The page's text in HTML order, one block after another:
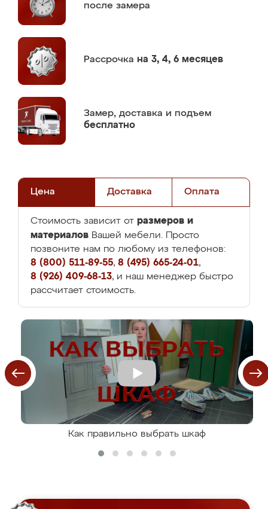
после замера
Рассрочка на 3, 4, 6 месяцев
Замер, доставка и подъем
бесплатно
Цена Доставка Оплата
Стоимость зависит от размеров и
материалов Вашей мебели. Просто
позвоните нам по любому из телефонов:
8 (800) 511-89-55, 8 (495) 665-24-01,
8 (926) 409-68-13, и наш менеджер быстро
рассчитает стоимость.
Как правильно выбрать шкаф